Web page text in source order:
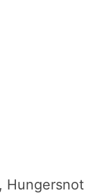
Hungersnot